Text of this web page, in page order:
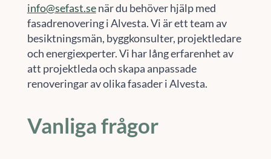
info@sefast.senär du behöver hjälp med
fasadrenovering i Alvesta. Vi är ett team av
besiktningsmän, byggkonsulter, projektledare
och energiexperter. Vi har lång erfarenhet av
att projektleda och skapa anpassade
renoveringar av olika fasader i Alvesta.
Vanliga frågor